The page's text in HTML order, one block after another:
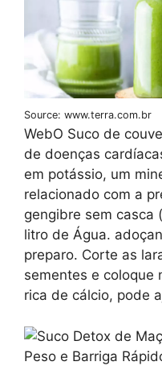
Source: www.terra.com.br
WebO Suco de
de doenças
em potássio, um
relacionado com a
gengibre sem casca
litro de Água.
preparo. Corte as
sementes e coloque
rica de cálcio, pode